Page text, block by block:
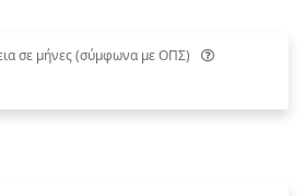
σε μήνες (σύμφωνα με ΟΠΣ)